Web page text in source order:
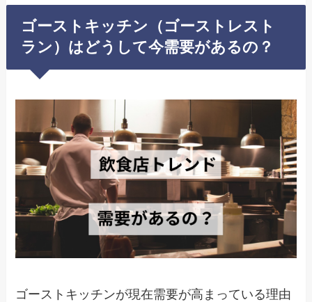
ゴーストキッチン（ゴーストレスト
ラン）はどうして今需要があるの？
ゴーストキッチンが現在需要が高まっている理由